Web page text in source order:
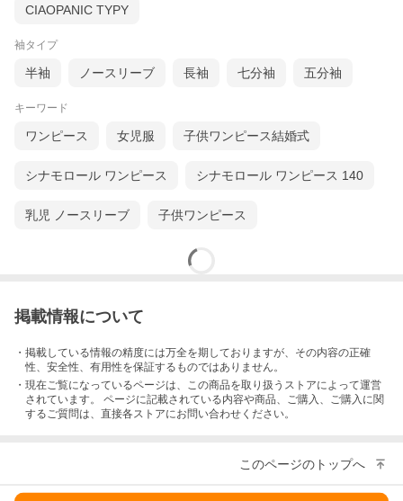
CIAOPANIC TYPY
袖タイプ
半袖 ノースリーブ 長袖 七分袖 五分袖
キーワード
ワンピース 女児服 子供ワンピース結婚式
シナモロール ワンピース シナモロール ワンピース 140
乳児 ノースリーブ 子供ワンピース
掲載情報について
・掲載している情報の精度には万全を期しておりますが、その内容の正確
性、安全性、有用性を保証するものではありません。
・現在ご覧になっているページは、この商品を取り扱うストアによって運営
されています。 ページに記載されている内容や商品、ご購入 、ご購入に関
するご質問は、直接各ストアにお問い合わせください。
このページのトップへ